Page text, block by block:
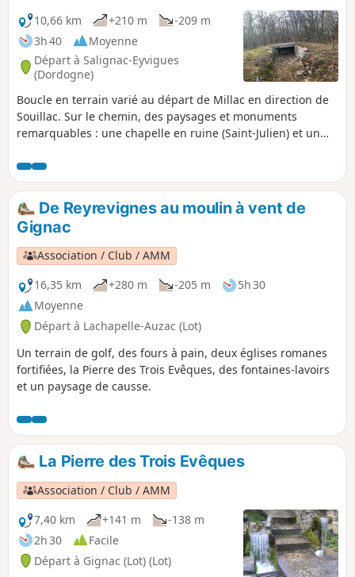
10,66 km
+210 m
-209 m
3h 40
Moyenne
Départ à Salignac-Eyvigues
(Dordogne)
Boucle en terrain varié au départ de Millac en direction de
Souillac. Sur le chemin, des paysages et monuments
remarquables : une chapelle en ruine (Saint-Julien) et un
De Reyrevignes au moulin à vent de
Gignac
Association / Club / AMM
16,35 km
+280 m -205 m
5h 30
Moyenne
Départ à Lachapelle-Auzac (Lot)
Un terrain de golf, des fours à pain, deux églises romanes
fortifiées, la Pierre des Trois Evêques, des fontaines-lavoirs
et un paysage de causse.
La Pierre des Trois Evêques
Association / Club / AMM
7,40 km
+141 m
-138 m
2h 30
Facile
Départ à Gignac (Lot) (Lot)